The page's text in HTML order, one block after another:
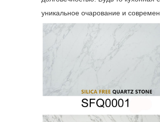
уникальное очарование и